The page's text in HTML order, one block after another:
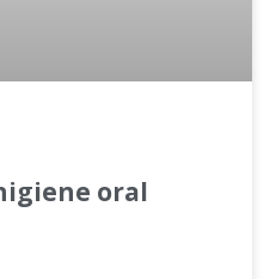
oral